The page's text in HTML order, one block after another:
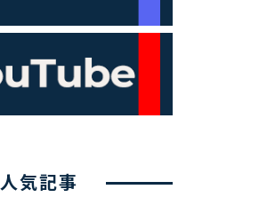
人気記事